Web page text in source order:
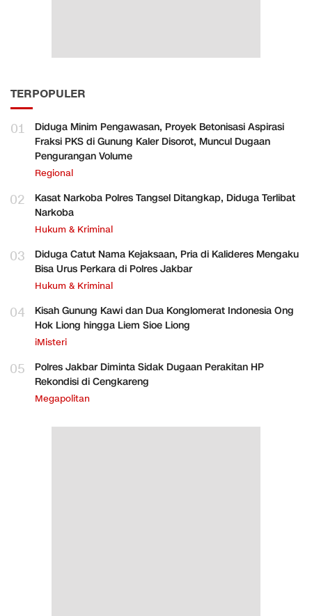
TERPOPULER
01
Diduga Minim Pengawasan, Proyek Betonisasi Aspirasi
Fraksi PKS di Gunung Kaler Disorot, Muncul Dugaan
Pengurangan Volume
Regional
02
Kasat Narkoba Polres Tangsel Ditangkap, Diduga Terlibat
Narkoba
Hukum & Kriminal
03
Diduga Catut Nama Kejaksaan, Pria di Kalideres Mengaku
Bisa Urus Perkara di Polres Jakbar
Hukum & Kriminal
04
Kisah Gunung Kawi dan Dua Konglomerat Indonesia Ong
Hok Liong hingga Liem Sioe Liong
iMisteri
05
Polres Jakbar Diminta Sidak Dugaan Perakitan HP
Rekondisi di Cengkareng
Megapolitan